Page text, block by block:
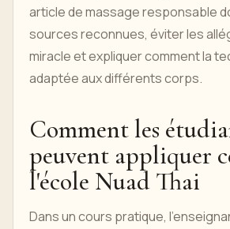
article de massage responsable
sources reconnues, éviter les
miracle et expliquer comment la
adaptée aux différents corps.
Comment les
peuvent appliquer
l'école Nuad Thai
Dans un cours pratique,